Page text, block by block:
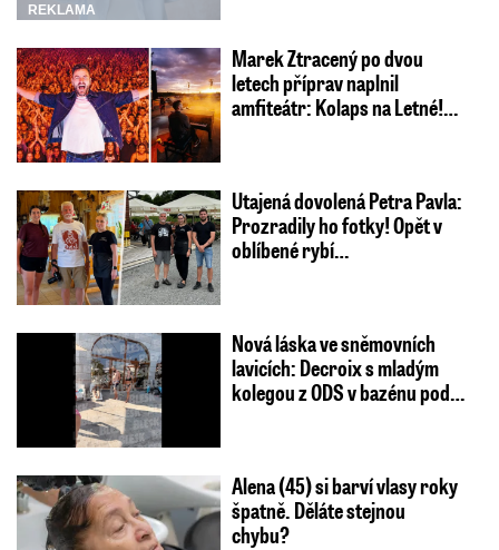
REKLAMA
Marek Ztracený po dvou
letech příprav naplnil
amfiteátr: Kolaps na Letné!…
Utajená dovolená Petra Pavla:
Prozradily ho fotky! Opět v
oblíbené rybí…
Nová láska ve sněmovních
lavicích: Decroix s mladým
kolegou z ODS v bazénu pod…
Alena (45) si barví vlasy roky
špatně. Děláte stejnou
chybu?